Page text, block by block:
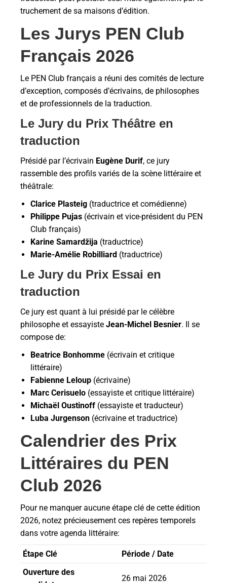
truchement de sa maisons d’édition.
Les Jurys PEN Club
Français 2026
Le PEN Club français a réuni des comités de lecture
d’exception, composés d’écrivains, de philosophes
et de professionnels de la traduction.
Le Jury du Prix Théâtre en
traduction
Présidé par l’écrivain Eugène Durif, ce jury
rassemble des profils variés de la scène littéraire et
théâtrale:
Clarice Plasteig (traductrice et comédienne)
Philippe Pujas (écrivain et vice-président du PEN
Club français)
Karine Samardžija (traductrice)
Marie-Amélie Robilliard (traductrice)
Le Jury du Prix Essai en
traduction
Ce jury est quant à lui présidé par le célèbre
philosophe et essayiste Jean-Michel Besnier. Il se
compose de:
Beatrice Bonhomme (écrivain et critique
littéraire)
Fabienne Leloup (écrivaine)
Marc Cerisuelo (essayiste et critique littéraire)
Michaël Oustinoff (essayiste et traducteur)
Luba Jurgenson (écrivaine et traductrice)
Calendrier des Prix
Littéraires du PEN
Club 2026
Pour ne manquer aucune étape clé de cette édition
2026, notez précieusement ces repères temporels
dans votre agenda littéraire:
Étape Clé
Période / Date
Ouverture des
26 mai 2026